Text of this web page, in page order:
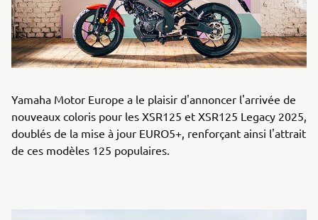
Yamaha Motor Europe a le plaisir d'annoncer l'arrivée de
nouveaux coloris pour les XSR125 et XSR125 Legacy 2025,
doublés de la mise à jour EURO5+, renforçant ainsi l'attrait
de ces modèles 125 populaires.